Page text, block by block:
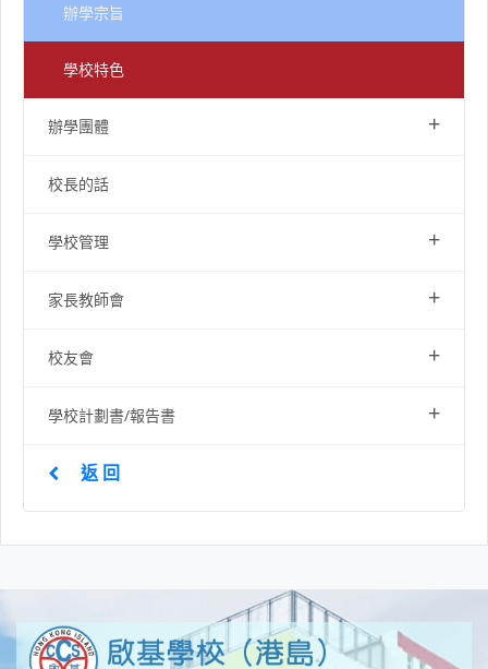
辦學宗旨
學校特色
辦學團體 +
校長的話
學校管理 +
家長教師會 +
校友會 +
學校計劃書/報告書 +
返 回